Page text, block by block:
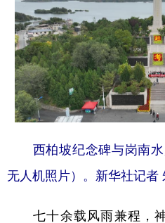
西柏坡纪念碑与岗南水
无人机照片）。新华社记者
七十余载风雨兼程，神